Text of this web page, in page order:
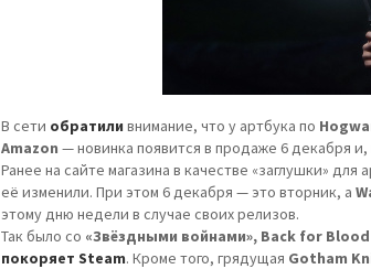
В сети обратили внимание, что у артбука по
Amazon — новинка появится в продаже 6 декабря
Ранее на сайте магазина в качестве «заглушки»
её изменили. При этом 6 декабря — это вторник, а
этому дню недели в случае своих релизов.
Так было со «Звёздными войнами», Back for Blood
покоряет Steam. Кроме того, грядущая Gotham